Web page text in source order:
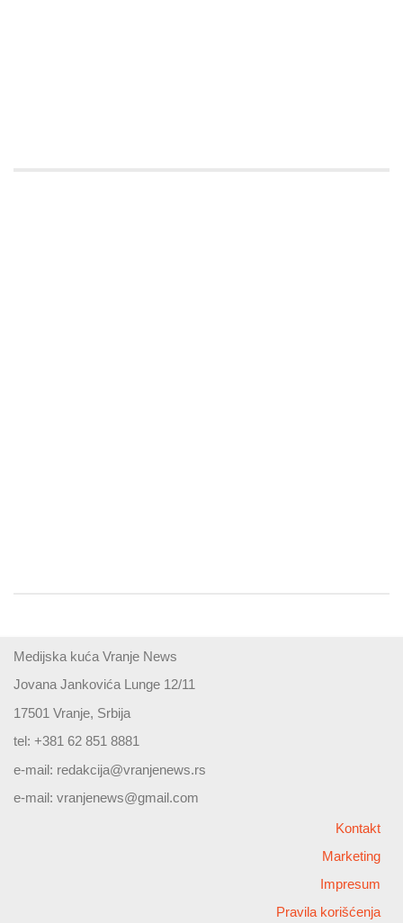
Medijska kuća Vranje News
Jovana Jankovića Lunge 12/11
17501 Vranje, Srbija
tel: +381 62 851 8881
e-mail: redakcija@vranjenews.rs
e-mail: vranjenews@gmail.com
Kontakt
Marketing
Impresum
Pravila korišćenja